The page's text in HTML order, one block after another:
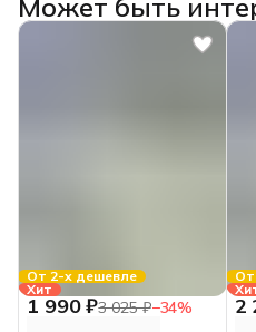
От 2-х дешевле
Хит
1 990 ₽3 025 ₽−34%
От
2